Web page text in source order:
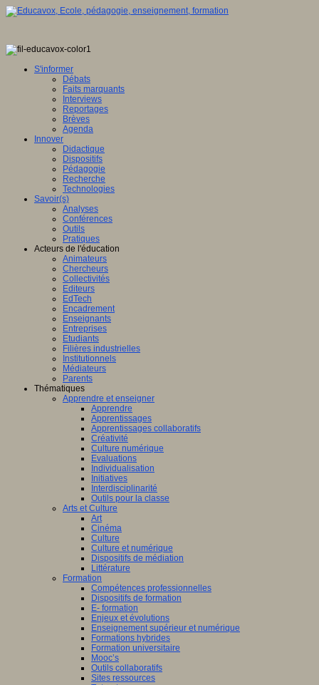
S'informer
Débats
Faits marquants
Interviews
Reportages
Brèves
Agenda
Innover
Didactique
Dispositifs
Pédagogie
Recherche
Technologies
Savoir(s)
Analyses
Conférences
Outils
Pratiques
Acteurs de l'éducation
Animateurs
Chercheurs
Collectivités
Editeurs
EdTech
Encadrement
Enseignants
Entreprises
Etudiants
Filières industrielles
Institutionnels
Médiateurs
Parents
Thématiques
Apprendre et enseigner
Apprendre
Apprentissages
Apprentissages collaboratifs
Créativité
Culture numérique
Evaluations
Individualisation
Initiatives
Interdisciplinarité
Outils pour la classe
Arts et Culture
Art
Cinéma
Culture
Culture et numérique
Dispositifs de médiation
Littérature
Formation
Compétences professionnelles
Dispositifs de formation
E- formation
Enjeux et évolutions
Enseignement supérieur et numérique
Formations hybrides
Formation universitaire
Mooc’s
Outils collaboratifs
Sites ressources